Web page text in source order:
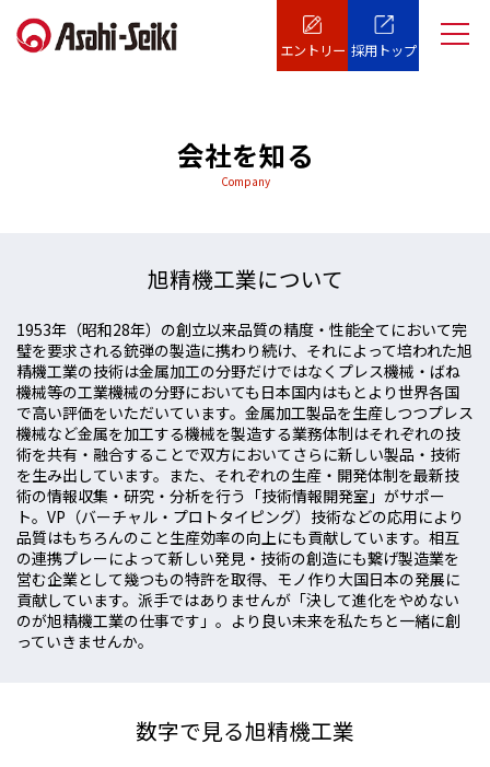
エントリー 採用トップ
会社を知る
Company
旭精機工業について
1953年（昭和28年）の創立以来品質の精度・性能全てにおいて完
璧を要求される銃弾の製造に携わり続け、それによって培われた旭
精機工業の技術は金属加工の分野だけではなくプレス機械・ばね
機械等の工業機械の分野においても日本国内はもとより世界各国
で高い評価をいただいています。金属加工製品を生産しつつプレス
機械など金属を加工する機械を製造する業務体制はそれぞれの技
術を共有・融合することで双方においてさらに新しい製品・技術
を生み出しています。また、それぞれの生産・開発体制を最新技
術の情報収集・研究・分析を行う「技術情報開発室」がサポー
ト。VP（バーチャル・プロトタイピング）技術などの応用により
品質はもちろんのこと生産効率の向上にも貢献しています。相互
の連携プレーによって新しい発見・技術の創造にも繋げ製造業を
営む企業として幾つもの特許を取得、モノ作り大国日本の発展に
貢献しています。派手ではありませんが「決して進化をやめない
のが旭精機工業の仕事です」。より良い未来を私たちと一緒に創
っていきませんか。
数字で見る旭精機工業